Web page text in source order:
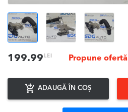
199.99 LEI Propune ofertă
ADAUGĂ ÎN COȘ